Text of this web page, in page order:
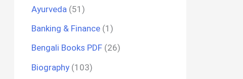
Ayurveda (51)
Banking & Finance (1)
Bengali Books PDF (26)
Biography (103)